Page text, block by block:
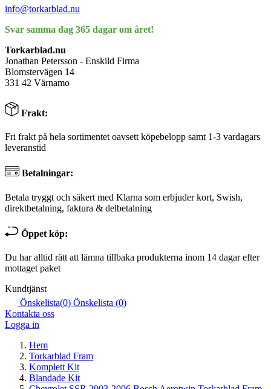
info@torkarblad.nu
Svar samma dag 365 dagar om året!
Torkarblad.nu
Jonathan Petersson - Enskild Firma
Blomstervägen 14
331 42 Värnamo
Frakt:
Fri frakt på hela sortimentet oavsett köpebelopp samt 1-3 vardagars
leveranstid
Betalningar:
Betala tryggt och säkert med Klarna som erbjuder kort, Swish,
direktbetalning, faktura & delbetalning
Öppet köp:
Du har alltid rätt att lämna tillbaka produkterna inom 14 dagar efter
mottaget paket
Kundtjänst
Önskelista(0) Önskelista (0)
Kontakta oss
Logga in
Hem
Torkarblad Fram
Komplett Kit
Blandade Kit